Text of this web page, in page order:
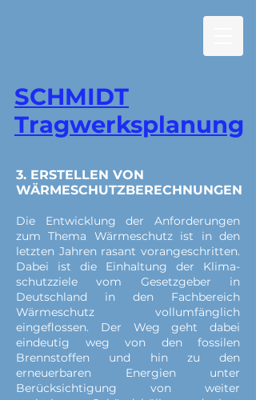
SCHMIDT
Tragwerksplanung
3. ERSTELLEN VON
WÄRMESCHUTZBERECHNUNGEN
Die Entwicklung der Anforderungen
zum Thema Wärmeschutz ist in den
letzten Jahren rasant vorangeschritten.
Dabei ist die Einhaltung der Klima-
schutzziele vom Gesetzgeber in
Deutschland in den Fachbereich
Wärmeschutz vollumfänglich
eingeflossen. Der Weg geht dabei
eindeutig weg von den fossilen
Brennstoffen und hin zu den
erneuerbaren Energien unter
Berücksichtigung von weiter